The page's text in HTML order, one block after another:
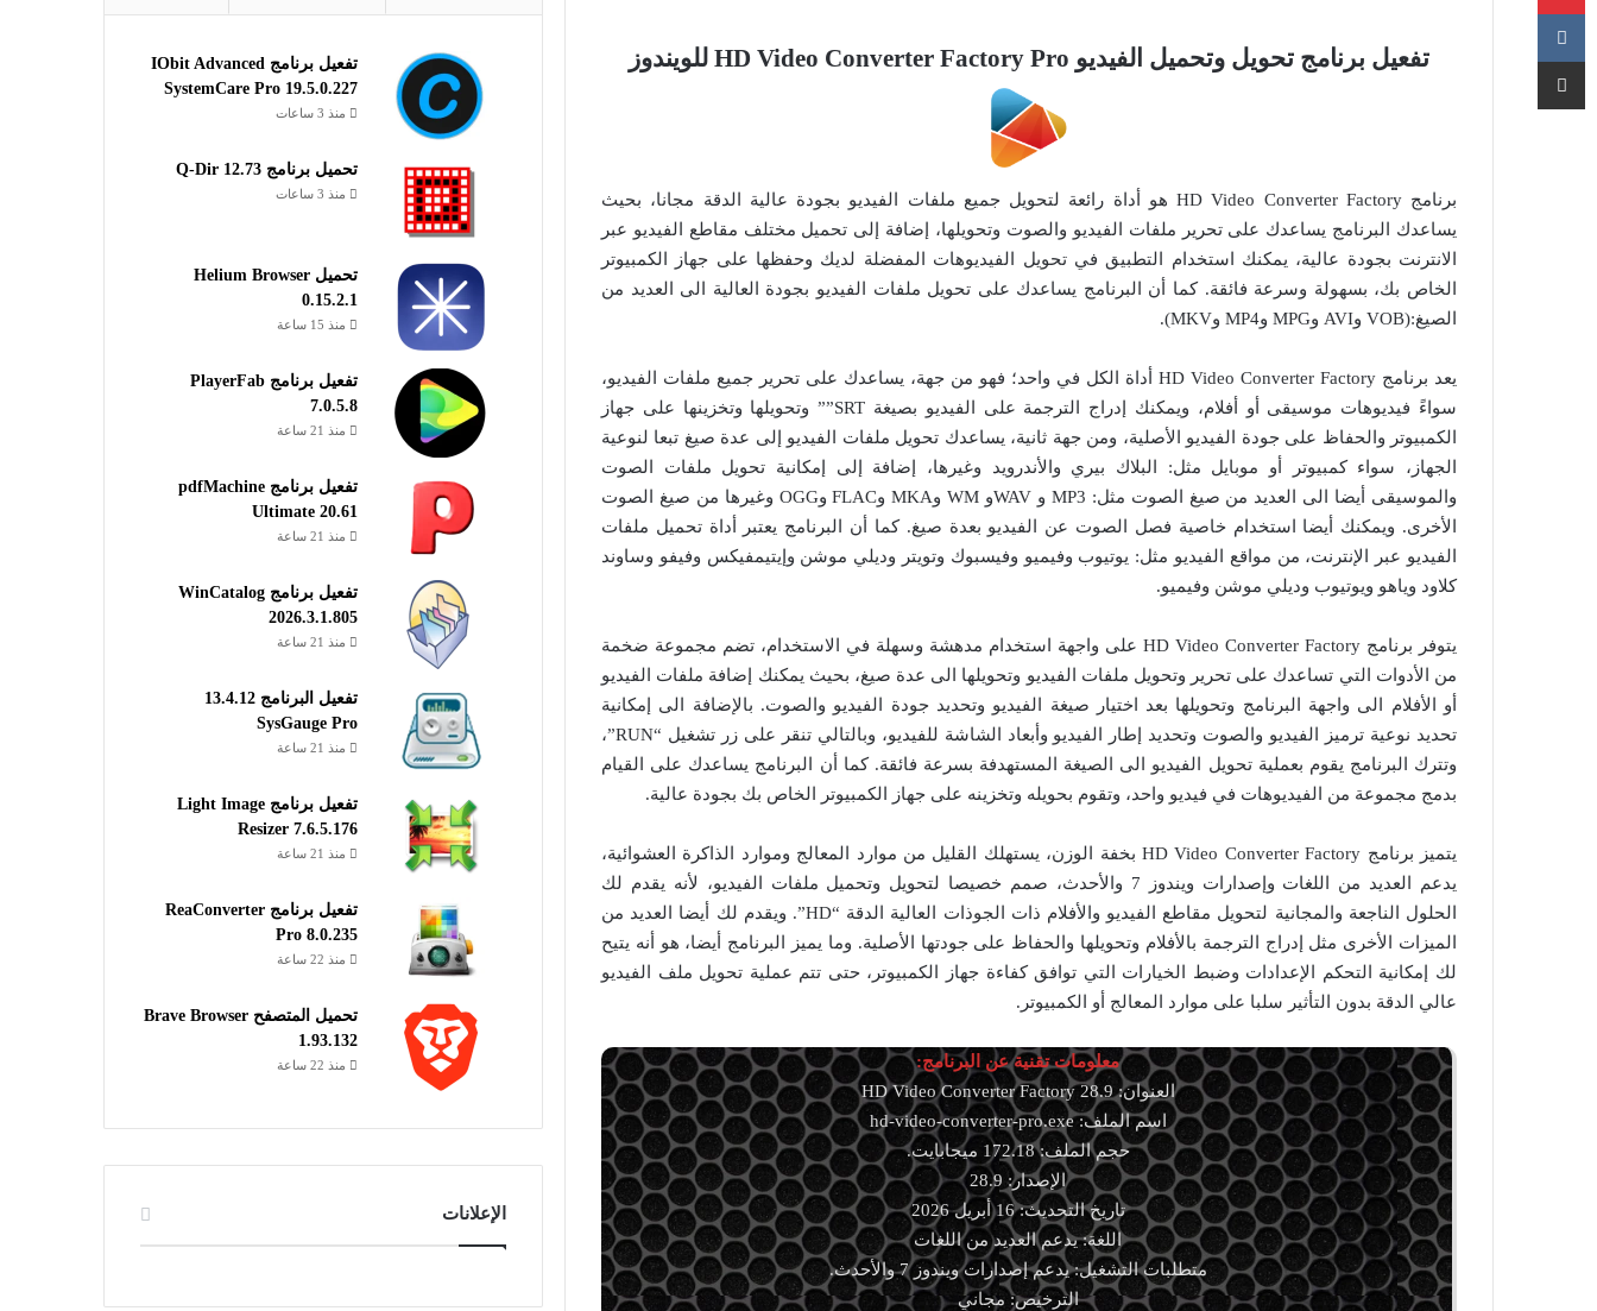
تفعيل برنامج تحويل وتحميل الفيديو HD Video Converter Factory Pro للويندوز
برنامج HD Video Converter Factory هو أداة رائعة لتحويل جميع ملفات الفيديو بجودة عالية الدقة مجانا، بحيث
يساعدك البرنامج يساعدك على تحرير ملفات الفيديو والصوت وتحويلها، إضافة إلى تحميل مختلف مقاطع الفيديو عبر
الانترنت بجودة عالية، يمكنك استخدام التطبيق في تحويل الفيديوهات المفضلة لديك وحفظها على جهاز الكمبيوتر
الخاص بك، بسهولة وسرعة فائقة. كما أن البرنامج يساعدك على تحويل ملفات الفيديو بجودة العالية الى العديد من
الصيغ:(VOB وAVI وMPG وMP4 وMKV).
يعد برنامج HD Video Converter Factory أداة الكل في واحد؛ فهو من جهة، يساعدك على تحرير جميع ملفات الفيديو،
سواءً فيديوهات موسيقى أو أفلام، ويمكنك إدراج الترجمة على الفيديو بصيغة SRT”” وتحويلها وتخزينها على جهاز
الكمبيوتر والحفاظ على جودة الفيديو الأصلية، ومن جهة ثانية، يساعدك تحويل ملفات الفيديو إلى عدة صيغ تبعا لنوعية
الجهاز، سواء كمبيوتر أو موبايل مثل: البلاك بيري والأندرويد وغيرها، إضافة إلى إمكانية تحويل ملفات الصوت
والموسيقى أيضا الى العديد من صيغ الصوت مثل: MP3 و WAVو WM وMKA وFLAC وOGG وغيرها من صيغ الصوت
الأخرى. ويمكنك أيضا استخدام خاصية فصل الصوت عن الفيديو بعدة صيغ. كما أن البرنامج يعتبر أداة تحميل ملفات
الفيديو عبر الإنترنت، من مواقع الفيديو مثل: يوتيوب وفيميو وفيسبوك وتويتر وديلي موشن وإيتيمفيكس وفيفو وساوند
كلاود وياهو ويوتيوب وديلي موشن وفيميو.
يتوفر برنامج HD Video Converter Factory على واجهة استخدام مدهشة وسهلة في الاستخدام، تضم مجموعة ضخمة
من الأدوات التي تساعدك على تحرير وتحويل ملفات الفيديو وتحويلها الى عدة صيغ، بحيث يمكنك إضافة ملفات الفيديو
أو الأفلام الى واجهة البرنامج وتحويلها بعد اختيار صيغة الفيديو وتحديد جودة الفيديو والصوت. بالإضافة الى إمكانية
تحديد نوعية ترميز الفيديو والصوت وتحديد إطار الفيديو وأبعاد الشاشة للفيديو، وبالتالي تنقر على زر تشغيل “RUN”،
وتترك البرنامج يقوم بعملية تحويل الفيديو الى الصيغة المستهدفة بسرعة فائقة. كما أن البرنامج يساعدك على القيام
بدمج مجموعة من الفيديوهات في فيديو واحد، وتقوم بحويله وتخزينه على جهاز الكمبيوتر الخاص بك بجودة عالية.
يتميز برنامج HD Video Converter Factory بخفة الوزن، يستهلك القليل من موارد المعالج وموارد الذاكرة العشوائية،
يدعم العديد من اللغات وإصدارات ويندوز 7 والأحدث، صمم خصيصا لتحويل وتحميل ملفات الفيديو، لأنه يقدم لك
الحلول الناجعة والمجانية لتحويل مقاطع الفيديو والأفلام ذات الجوذات العالية الدقة “HD”. ويقدم لك أيضا العديد من
الميزات الأخرى مثل إدراج الترجمة بالأفلام وتحويلها والحفاظ على جودتها الأصلية. وما يميز البرنامج أيضا، هو أنه يتيح
لك إمكانية التحكم الإعدادات وضبط الخيارات التي توافق كفاءة جهاز الكمبيوتر، حتى تتم عملية تحويل ملف الفيديو
عالي الدقة بدون التأثير سلبا على موارد المعالج أو الكمبيوتر.
معلومات تقنية عن البرنامج:
العنوان: HD Video Converter Factory 28.9
اسم الملف: hd-video-converter-pro.exe
حجم الملف: 172.18 ميجابايت.
الإصدار: 28.9
تاريخ التحديث: 16 أبريل 2026
اللغة: يدعم العديد من اللغات
متطلبات التشغيل: يدعم إصدارات ويندوز 7 والأحدث.
الترخيص: مجاني
تفعيل برنامج IObit Advanced
SystemCare Pro 19.5.0.227
منذ 3 ساعات
تحميل برنامج Q-Dir 12.73
منذ 3 ساعات
تحميل Helium Browser
0.15.2.1
منذ 15 ساعة
تفعيل برنامج PlayerFab
7.0.5.8
منذ 21 ساعة
تفعيل برنامج pdfMachine
Ultimate 20.61
منذ 21 ساعة
تفعيل برنامج WinCatalog
2026.3.1.805
منذ 21 ساعة
تفعيل البرنامج 13.4.12
SysGauge Pro
منذ 21 ساعة
تفعيل برنامج Light Image
Resizer 7.6.5.176
منذ 21 ساعة
تفعيل برنامج ReaConverter
Pro 8.0.235
منذ 22 ساعة
تحميل المتصفح Brave Browser
1.93.132
منذ 22 ساعة
الإعلانات
مشاركة عبر البريد